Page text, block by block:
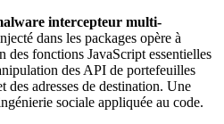
intercepteur multi-
dans les packages opère à
des fonctions JavaScript essentielles
des API de portefeuilles
des adresses de destination. Une
sociale appliquée au code.